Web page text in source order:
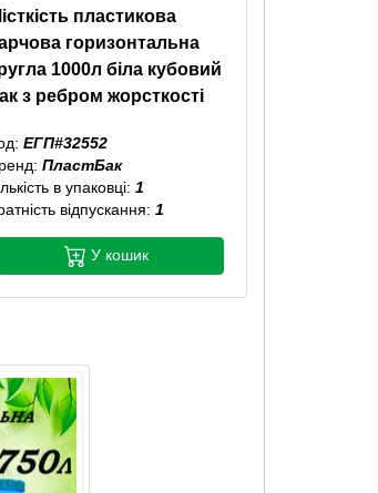
пластикова
горизонтальна
1000л біла кубовий
з ребром жорсткості
ЕГП#32552
ПластБак
в упаковці:1
відпускання:1
У кошик